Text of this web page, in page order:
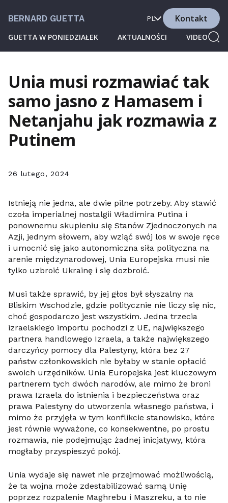
BERNARD GUETTA
GUETTA W PONIEDZIAŁEK AKTUALNOŚCI VIDEO
PL Kontakt
Unia musi rozmawiać tak
samo jasno z Hamasem i
Netanjahu jak rozmawia z
Putinem
26 lutego, 2024
Istnieją nie jedna, ale dwie pilne potrzeby. Aby stawić
czoła imperialnej nostalgii Władimira Putina i
ponownemu skupieniu się Stanów Zjednoczonych na
Azji, jednym słowem, aby wziąć swój los w swoje ręce
i umocnić się jako autonomiczna siła polityczna na
arenie międzynarodowej, Unia Europejska musi nie
tylko uzbroić Ukrainę i się dozbroić.
Musi także sprawić, by jej głos był słyszalny na
Bliskim Wschodzie, gdzie politycznie nie liczy się nic,
choć gospodarczo jest wszystkim. Jedna trzecia
izraelskiego importu pochodzi z UE, największego
partnera handlowego Izraela, a także największego
darczyńcy pomocy dla Palestyny, która bez 27
państw członkowskich nie byłaby w stanie opłacić
swoich urzędników. Unia Europejska jest kluczowym
partnerem tych dwóch narodów, ale mimo że broni
prawa Izraela do istnienia i bezpieczeństwa oraz
prawa Palestyny do utworzenia własnego państwa, i
mimo że przyjęła w tym konflikcie stanowisko, które
jest równie wyważone, co konsekwentne, po prostu
rozmawia, nie podejmując żadnej inicjatywy, która
mogłaby przyspieszyć pokój.
Unia wydaje się nawet nie przejmować możliwością,
że ta wojna może zdestabilizować samą Unię
poprzez rozpalenie Maghrebu i Maszreku, a to nie